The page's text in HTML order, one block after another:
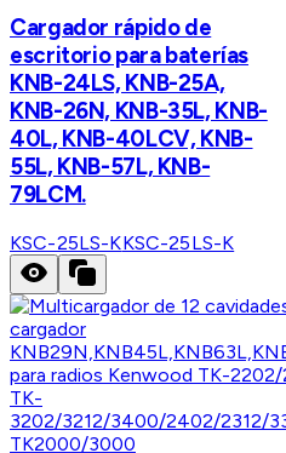
Cargador rápido de
escritorio para baterías
KNB-24LS, KNB-25A,
KNB-26N, KNB-35L, KNB-
40L, KNB-40LCV, KNB-
55L, KNB-57L, KNB-
79LCM.
KSC-25LS-KKSC-25LS-K